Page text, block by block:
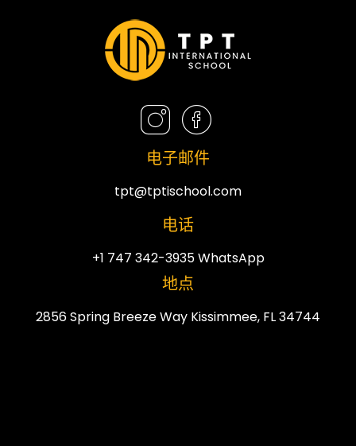
电子邮件
tpt@tptischool.com
电话
+1 747 342-3935 WhatsApp
地点
2856 Spring Breeze Way Kissimmee, FL 34744